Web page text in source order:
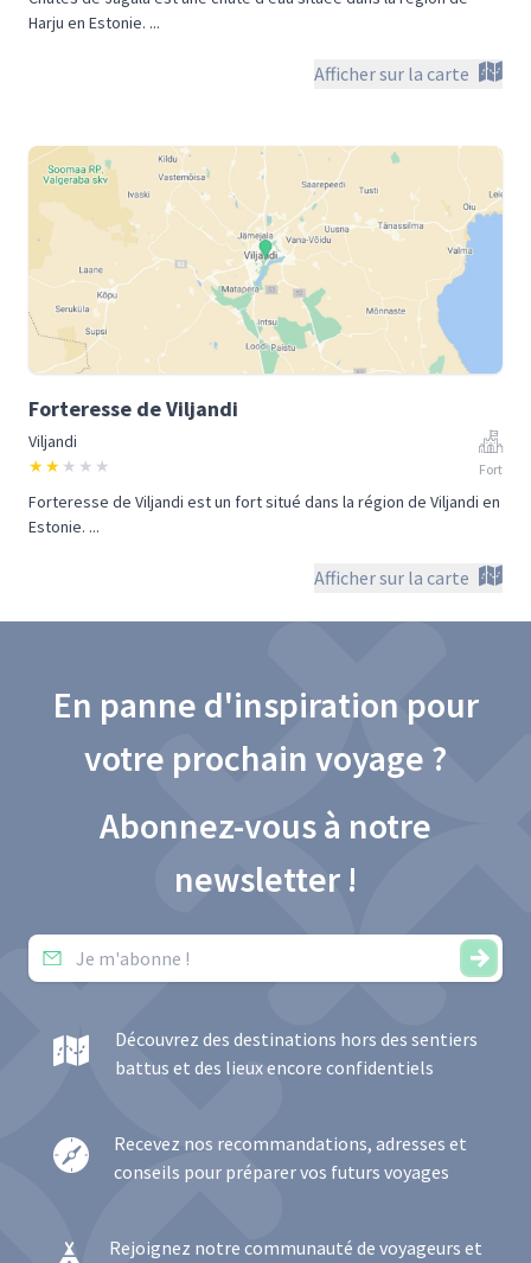
Harju en Estonie. ...
Afficher sur la carte
Forteresse de Viljandi
Viljandi
★★ ★ ★ ★ Fort
Forteresse de Viljandi est un fort situé dans la région de Viljandi en
Estonie. ...
Afficher sur la carte
En panne d'inspiration pour
votre prochain voyage ?
Abonnez-vous à notre
newsletter !
Découvrez des destinations hors des sentiers
battus et des lieux encore confidentiels
Recevez nos recommandations, adresses et
conseils pour préparer vos futurs voyages
Rejoignez notre communauté de voyageurs et